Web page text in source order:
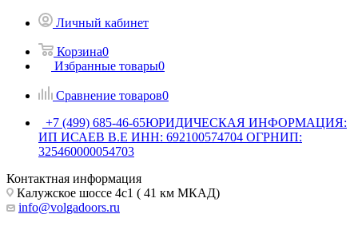
Личный кабинет
Корзина0
Избранные товары0
Сравнение товаров0
+7 (499) 685-46-65ЮРИДИЧЕСКАЯ ИНФОРМАЦИЯ:
ИП ИСАЕВ В.Е ИНН: 692100574704 ОГРНИП:
325460000054703
Контактная информация
Калужское шоссе 4с1 ( 41 км МКАД)
info@volgadoors.ru